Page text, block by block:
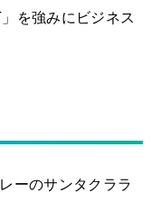
を強みにビジネス
ーのサンタクララ